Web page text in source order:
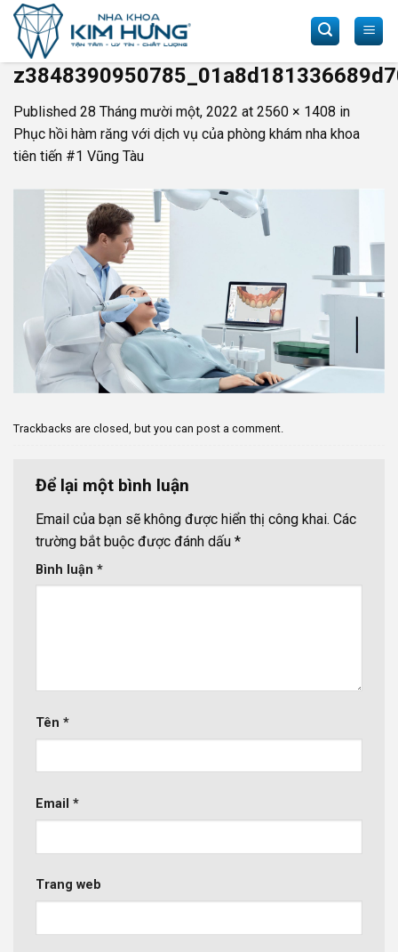
Skip
content
Published 28 Tháng mười một, 2022 at 2560 × 1408 in
Phục hồi hàm răng với dịch vụ của phòng khám nha khoa
tiên tiến #1 Vũng Tàu
Trackbacks are closed, but you can post a comment.
Để lại một bình luận
Email của bạn sẽ không được hiển thị công khai. Các
trường bắt buộc được đánh dấu *
Bình luận *
Tên *
Email *
Trang web